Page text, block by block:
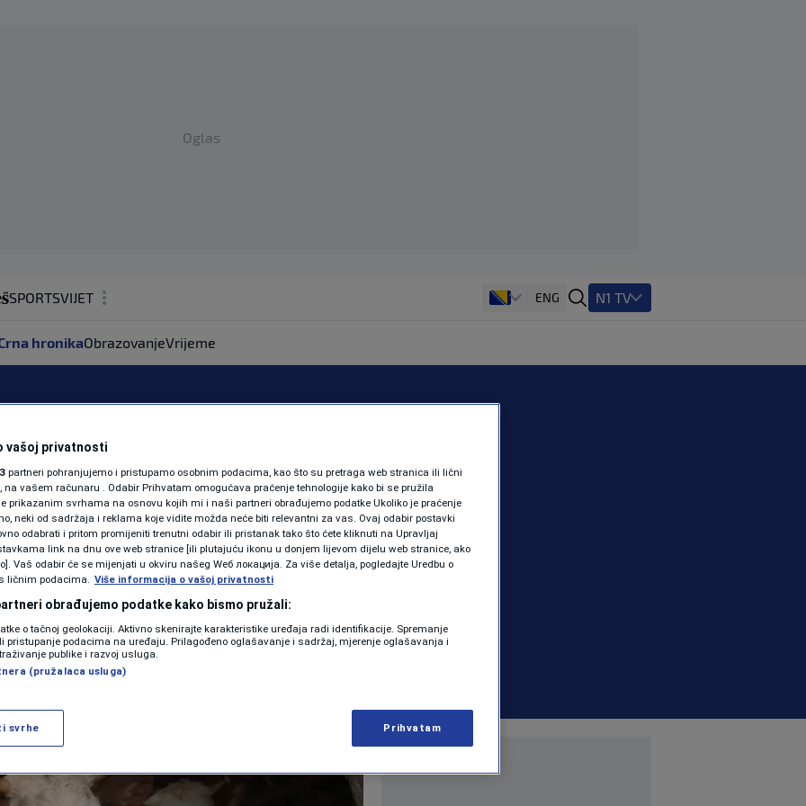
Oglas
SPORTSVIJET
ZDRAVLJE
SHOWBIZ
PODCAST
N1 SPECIJAL
FENOMENI
NEISTRAŽENO
VIRALNO
VIDEO
ENG N1 TV
hronikaObrazovanjeVrijeme
trovao pašnjak i
dvije krave
CRNA HRONIKA | 0 komentara
Više
vašoj privatnosti
partneri pohranjujemo i pristupamo osobnim podacima, kao što su pretraga web stranica ili lični
na vašem računaru . Odabir Prihvatam omogućava praćenje tehnologije kako bi se pružila
prikazanim svrhama na osnovu kojih mi i naši partneri obrađujemo podatke Ukoliko je praćenje
neki od sadržaja i reklama koje vidite možda neće biti relevantni za vas. Ovaj odabir postavki
odabrati i pritom promijeniti trenutni odabir ili pristanak tako što ćete kliknuti na Upravljaj
link na dnu ove web stranice [ili plutajuću ikonu u donjem lijevom dijelu web stranice, ako
Vaš odabir će se mijenjati u okviru našeg Wеб локација. Za više detalja, pogledajte Uredbu o
ličnim podacima. Više informacija o vašoj privatnosti
obrađujemo podatke kako bismo pružali:
o tačnoj geolokaciji. Aktivno skenirajte karakteristike uređaja radi identifikacije. Spremanje
pristupanje podacima na uređaju. Prilagođeno oglašavanje i sadržaj, mjerenje oglašavanja i
publike i razvoj usluga.
(pružalaca usluga)
svrhe Prihvatam